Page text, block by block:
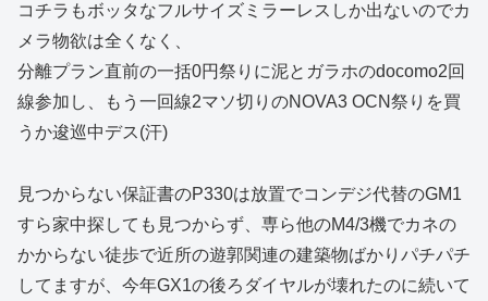
コチラもボッタなフルサイズミラーレスしか出ないのでカ
メラ物欲は全くなく、
分離プラン直前の一括0円祭りに泥とガラホのdocomo2回
線参加し、もう一回線2マソ切りのNOVA3 OCN祭りを買
うか逡巡中デス(汗)
見つからない保証書のP330は放置でコンデジ代替のGM1
すら家中探しても見つからず、専ら他のM4/3機でカネの
かからない徒歩で近所の遊郭関連の建築物ばかりパチパチ
してますが、今年GX1の後ろダイヤルが壊れたのに続いて